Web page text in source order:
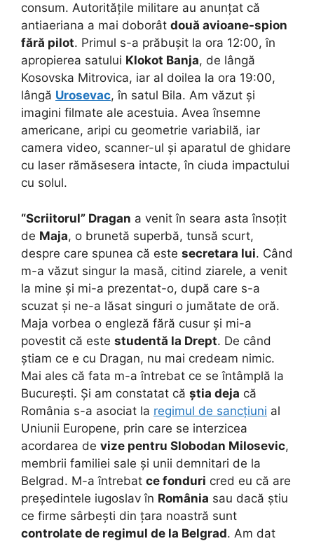
consum. Autoritățile militare au anunțat că
antiaeriana a mai doborât două avioane-spion
fără pilot. Primul s-a prăbușit la ora 12:00, în
apropierea satului Klokot Banja, de lângă
Kosovska Mitrovica, iar al doilea la ora 19:00,
lângă Urosevac, în satul Bila. Am văzut și
imagini filmate ale acestuia. Avea însemne
americane, aripi cu geometrie variabilă, iar
camera video, scanner-ul și aparatul de ghidare
cu laser rămăsesera intacte, în ciuda impactului
cu solul.
“Scriitorul” Dragan a venit în seara asta însoțit
de Maja, o brunetă superbă, tunsă scurt,
despre care spunea că este secretara lui. Când
m-a văzut singur la masă, citind ziarele, a venit
la mine și mi-a prezentat-o, după care s-a
scuzat și ne-a lăsat singuri o jumătate de oră.
Maja vorbea o engleză fără cusur și mi-a
povestit că este studentă la Drept. De când
știam ce e cu Dragan, nu mai credeam nimic.
Mai ales că fata m-a întrebat ce se întâmplă la
București. Și am constatat că știa deja că
România s-a asociat la regimul de sancțiuni al
Uniunii Europene, prin care se interzicea
acordarea de vize pentru Slobodan Milosevic,
membrii familiei sale și unii demnitari de la
Belgrad. M-a întrebat ce fonduri cred eu că are
președintele iugoslav în România sau dacă știu
ce firme sârbești din țara noastră sunt
controlate de regimul de la Belgrad. Am dat